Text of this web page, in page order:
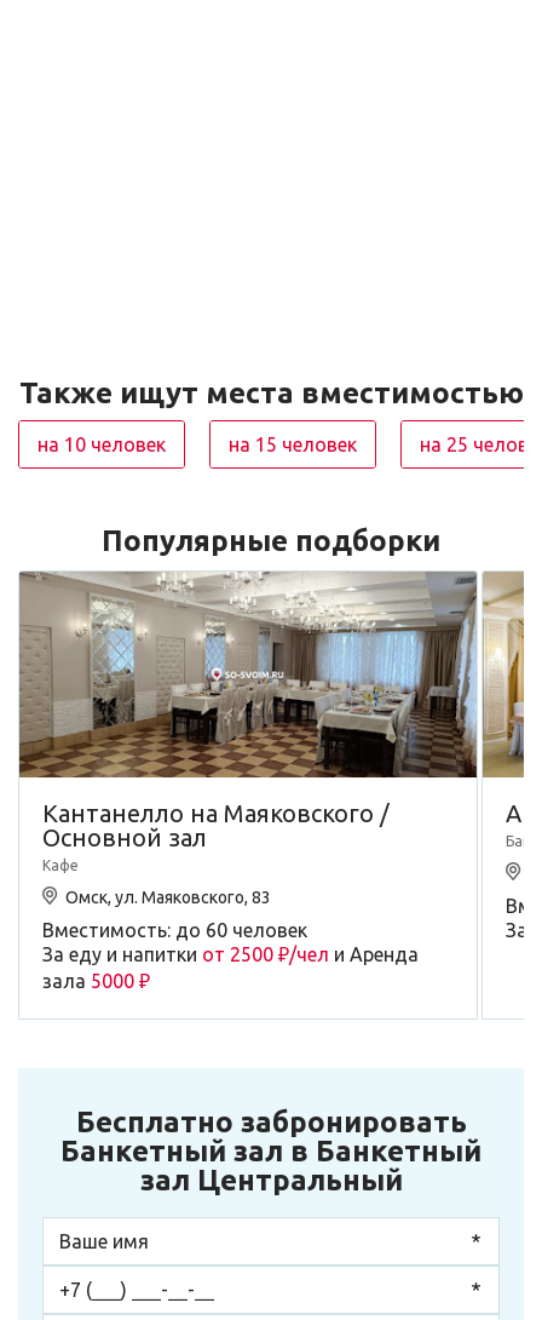
Также ищут места вместимостью
на 10 человек на 15 человек на 25
Популярные подборки
Кантанелло на Маяковского /
Основной зал
Кафе
Омск, ул. Маяковского, 83
Вместимость: до 60 человек
За еду и напитки от 2500 ₽/чел и Аренда
зала 5000 ₽
За
Бесплатно забронировать
Банкетный зал в Банкетный
зал Центральный